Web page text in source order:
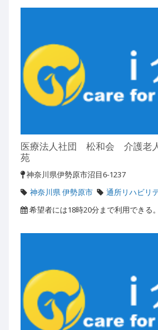
医療法人社団 松和会 介護老
苑
神奈川県伊勢原市沼目6-1237
神奈川県 伊勢原市
通所リハビリ
希望者には18時20分まで利用できる。